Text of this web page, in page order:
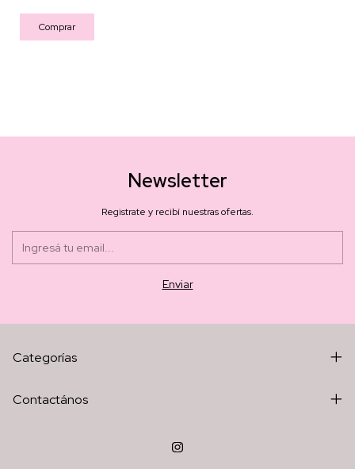
Comprar
Newsletter
Registrate y recibí nuestras ofertas.
Categorías
Contactános